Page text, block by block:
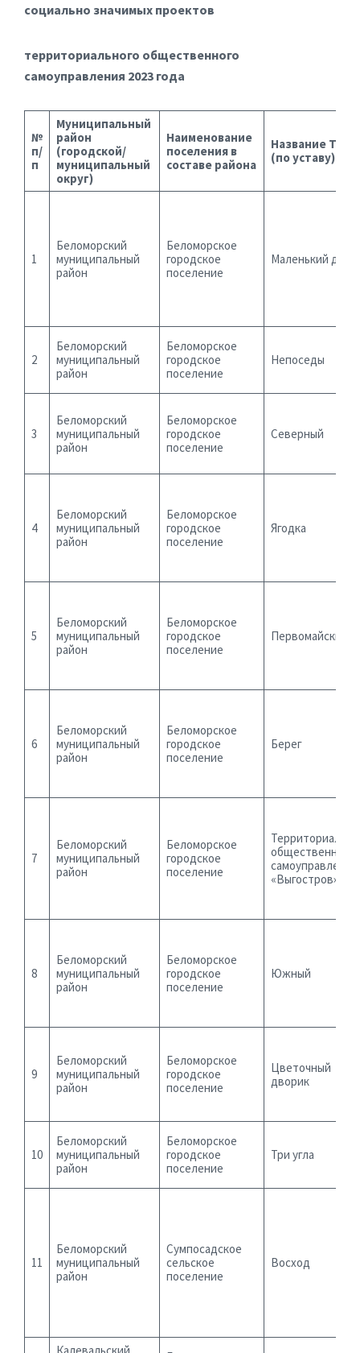
социально значимых проектов
территориального общественного
самоуправления 2023 года
№
п/
п
Муниципальный
район
(городской/
муниципальный
округ)
Наименование
поселения в
составе района
Название ТОС
(по уставу)
1
Беломорский
муниципальный
район
Беломорское
городское
поселение
Маленький
2
Беломорский
муниципальный
район
Беломорское
городское
поселение
Непоседы
3
Беломорский
муниципальный
район
Беломорское
городское
поселение
Северный
4
Беломорский
муниципальный
район
Беломорское
городское
поселение
Ягодка
5
Беломорский
муниципальный
район
Беломорское
городское
поселение
Первомайский
6
Беломорский
муниципальный
район
Беломорское
городское
поселение
Берег
7
Беломорский
муниципальный
район
Беломорское
городское
поселение
общественное
самоуправление
«Выгостров»
8
Беломорский
муниципальный
район
Беломорское
городское
поселение
Южный
9
Беломорский
муниципальный
район
Беломорское
городское
поселение
Цветочный
дворик
10
Беломорский
муниципальный
район
Беломорское
городское
поселение
Три угла
11
Беломорский
муниципальный
район
Сумпосадское
сельское
поселение
Восход